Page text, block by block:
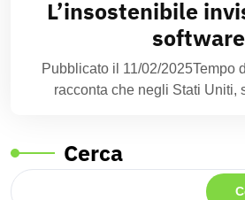
L’insostenibile
software
Pubblicato il 11/02/2025Tempo
racconta che negli Stati
Cerca